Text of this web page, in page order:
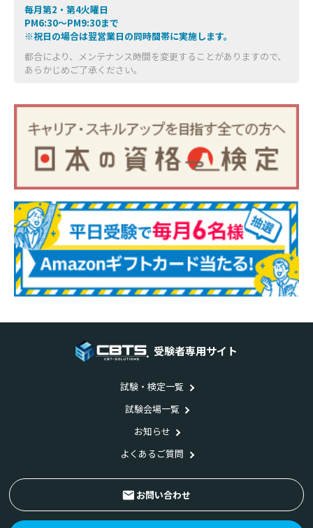
毎月第2・第4火曜日
PM6:30～PM9:30まで
※祝日の場合は翌営業日の同時間帯に実施します。
都合により、メンテナンス時間を変更することがありますので、
あらかじめご了承ください。
受験者専用サイト
試験・検定一覧
試験会場一覧
お知らせ
よくあるご質問
お問い合わせ